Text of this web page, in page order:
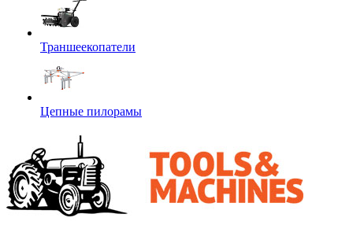
Траншеекопатели
Цепные пилорамы